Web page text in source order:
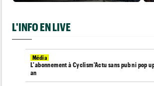
L'INFO EN LIVE
Média
L'abonnement à Cyclism'Actu sans pub ni pop
an